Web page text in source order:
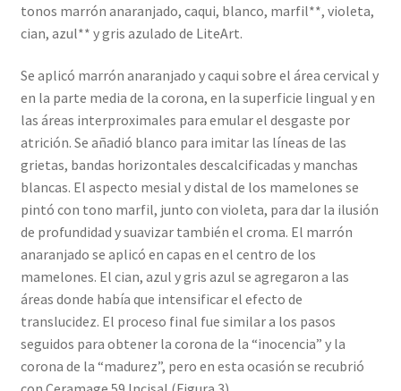
tonos marrón anaranjado, caqui, blanco, marfil**, violeta,
cian, azul** y gris azulado de LiteArt.
Se aplicó marrón anaranjado y caqui sobre el área cervical y
en la parte media de la corona, en la superficie lingual y en
las áreas interproximales para emular el desgaste por
atrición. Se añadió blanco para imitar las líneas de las
grietas, bandas horizontales descalcificadas y manchas
blancas. El aspecto mesial y distal de los mamelones se
pintó con tono marfil, junto con violeta, para dar la ilusión
de profundidad y suavizar también el croma. El marrón
anaranjado se aplicó en capas en el centro de los
mamelones. El cian, azul y gris azul se agregaron a las
áreas donde había que intensificar el efecto de
translucidez. El proceso final fue similar a los pasos
seguidos para obtener la corona de la “inocencia” y la
corona de la “madurez”, pero en esta ocasión se recubrió